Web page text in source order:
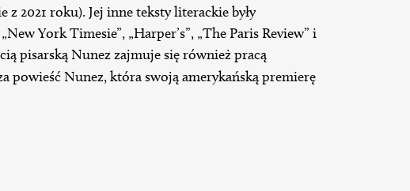
z 2021 roku). Jej inne teksty literackie były
York Timesie”, „Harper’s”, „The Paris Review” i
pisarską Nunez zajmuje się również pracą
powieść Nunez, która swoją amerykańską premierę